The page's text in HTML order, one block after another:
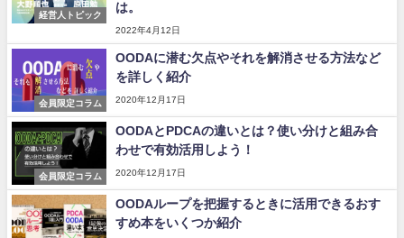
経営人トピック
は。
2022年4月12日
会員限定コラム
OODAに潜む欠点やそれを解消させる方法など
を詳しく紹介
2020年12月17日
会員限定コラム
OODAとPDCAの違いとは？使い分けと組み合
わせで有効活用しよう！
2020年12月17日
OODAループを把握するときに活用できるおす
すめ本をいくつか紹介